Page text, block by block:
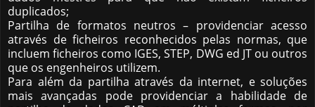
duplicados;
Partilha de formatos neutros – providenciar acesso
através de ficheiros reconhecidos pelas normas, que
incluem ficheiros como IGES, STEP, DWG ed JT ou outros
que os engenheiros utilizem.
Para além da partilha através da internet, e soluções
mais avançadas pode providenciar a habilidade de